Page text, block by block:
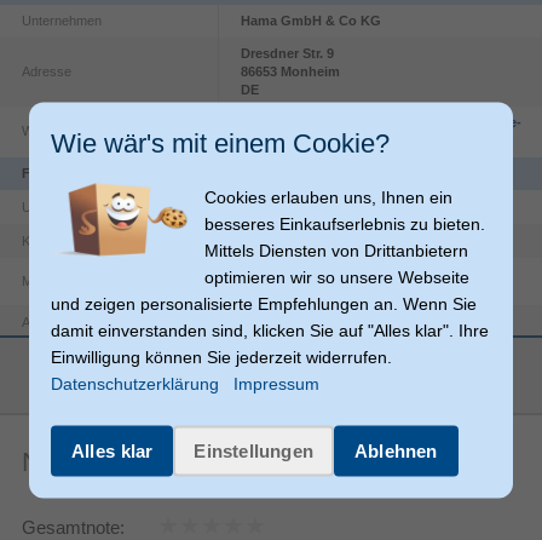
Unternehmen Hama GmbH & Co KG
Adresse
Dresdner Str. 9
86653 Monheim
DE
Website
https://countries.hama.com/legal/corporate-
information
Funktionen
USB-Version USB 3.2 Gen 1 (3.1 Gen 1)
Kabelmantelmaterial
Magnetisch abgeschirmt
Anschlüsse
Anschluss 2 USB A
Produktfarbe Schwarz
Maximale
Datenübertragungsrate
Anschluss1 Formfaktor
Anschluss2 Formfaktor
mehr anzeigen
Noch keine Artikelbewertungen
Gesamtnote:
Wie wär's mit einem Cookie?
Cookies erlauben uns, Ihnen ein
besseres Einkaufserlebnis zu bieten.
Mittels Diensten von Drittanbietern
optimieren wir so unsere Webseite
und zeigen personalisierte Empfehlungen an. Wenn Sie
damit einverstanden sind, klicken Sie auf "Alles klar". Ihre
Einwilligung können Sie jederzeit widerrufen.
Datenschutzerklärung
Impressum
Alles klar Einstellungen Ablehnen